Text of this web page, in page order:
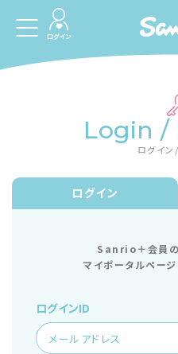
ログイン
Login /
ログイ
ログイン
Sanrio＋会員の
マイポータルページ
ログインID